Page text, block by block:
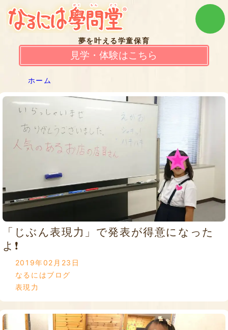
夢を叶える学童保育
見学・体験はこちら
ホーム
「じぶん表現力」で発表が得意になった
よ❗️
2019年02月23日
なるにはブログ
表現力